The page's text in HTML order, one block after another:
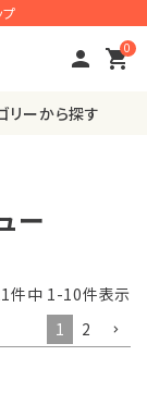
person 0
shopping_cart
リーから探す
ー
件中 1-10件表示
1
2